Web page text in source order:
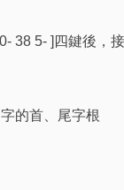
38 5- ]四鍵後，
的首、尾字根